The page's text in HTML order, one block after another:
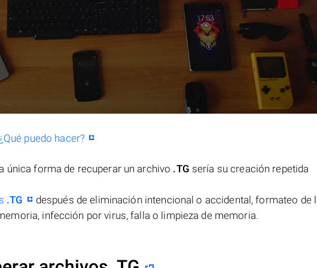
puedo hacer?
única forma de recuperar un archivo .TG sería su creación repetida
.TG
después de eliminación intencional o accidental, formateo de
infección por virus, falla o limpieza de memoria.